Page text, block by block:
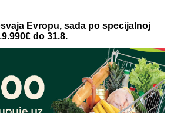
PROMO KOD CASINO Preuzmi
SPINOVA